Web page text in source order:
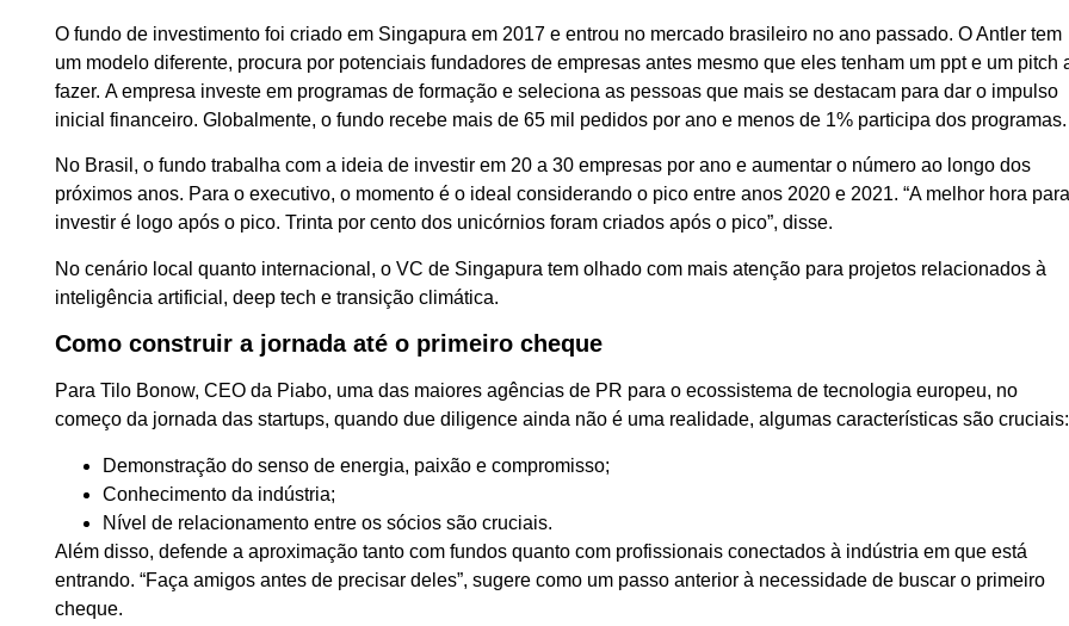
O fundo de investimento foi criado em Singapura em 2017 e entrou no mercado brasileiro no ano passado. O Antler tem
um modelo diferente, procura por potenciais fundadores de empresas antes mesmo que eles tenham um ppt e um pitch
fazer. A empresa investe em programas de formação e seleciona as pessoas que mais se destacam para dar o impulso
inicial financeiro. Globalmente, o fundo recebe mais de 65 mil pedidos por ano e menos de 1% participa dos programas.
No Brasil, o fundo trabalha com a ideia de investir em 20 a 30 empresas por ano e aumentar o número ao longo dos
próximos anos. Para o executivo, o momento é o ideal considerando o pico entre anos 2020 e 2021. “A melhor hora
investir é logo após o pico. Trinta por cento dos unicórnios foram criados após o pico”, disse.
No cenário local quanto internacional, o VC de Singapura tem olhado com mais atenção para projetos relacionados à
inteligência artificial, deep tech e transição climática.
Como construir a jornada até o primeiro cheque
Para Tilo Bonow, CEO da Piabo, uma das maiores agências de PR para o ecossistema de tecnologia europeu, no
começo da jornada das startups, quando due diligence ainda não é uma realidade, algumas características são cruciais:
Demonstração do senso de energia, paixão e compromisso;
Conhecimento da indústria;
Nível de relacionamento entre os sócios são cruciais.
Além disso, defende a aproximação tanto com fundos quanto com profissionais conectados à indústria em que está
entrando. “Faça amigos antes de precisar deles”, sugere como um passo anterior à necessidade de buscar o primeiro
cheque.